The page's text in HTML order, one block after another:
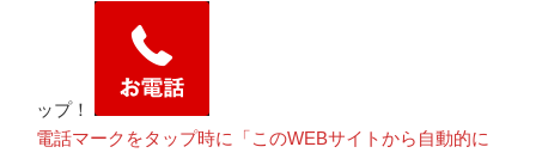
ップ！
電話マークをタップ時に「このWEBサイトから自動的に